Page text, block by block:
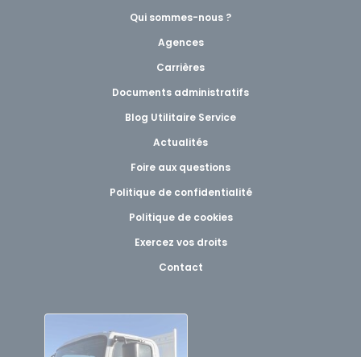
Qui sommes-nous ?
Agences
Carrières
Documents administratifs
Blog Utilitaire Service
Actualités
Foire aux questions
Politique de confidentialité
Politique de cookies
Exercez vos droits
Contact